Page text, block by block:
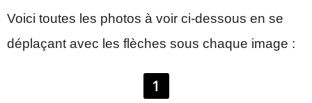
Voici toutes les photos à voir ci-dessous en se
déplaçant avec les flèches sous chaque image :
1